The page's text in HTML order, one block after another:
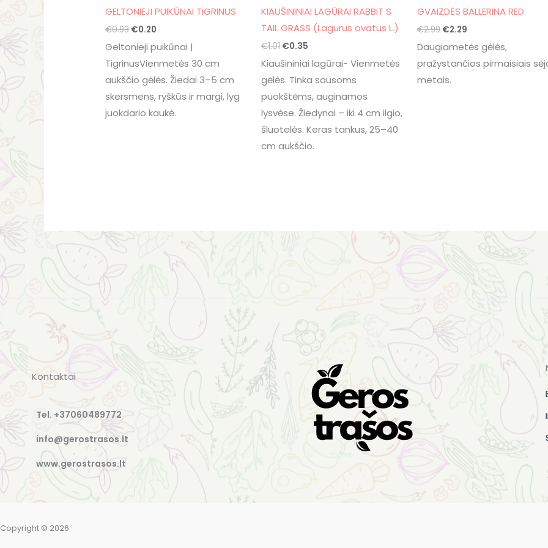
GELTONIEJI PUIKŪNAI TIGRINUS
€0.93 €0.20
Geltonieji puikūnai |
TigrinusVienmetės 30 cm
aukščio gėlės. Žiedai 3–5 cm
skersmens, ryškūs ir margi, lyg
juokdario kaukė.
KIAUŠININIAI LAGŪRAI RABBIT S
TAIL GRASS (Lagurus ovatus L.)
€1.01 €0.35
Kiaušininiai lagūrai- Vienmetės
gėlės. Tinka sausoms
puokštėms, auginamos
lysvėse. Žiedynai – iki 4 cm ilgio,
šluotelės. Keras tankus, 25–40
cm aukščio.
GVAIZDĖS BALLERINA RED
€2.99 €2.29
Daugiametės gėlės,
pražystančios pirmaisiais
metais.
Kontaktai
Tel. +37060489772
info@gerostrasos.lt
www.gerostrasos.lt
Copyright © 2026